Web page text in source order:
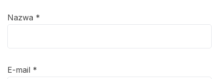
Nazwa *
E-mail *